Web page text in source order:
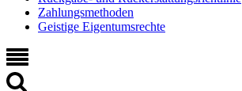
Zahlungsmethoden
Geistige Eigentumsrechte